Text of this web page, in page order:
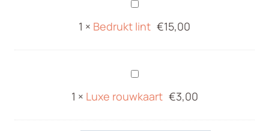
Bedrukt
lint
1 × Bedrukt lint €15,00
Luxe
rouwkaart
1 × Luxe rouwkaart €3,00